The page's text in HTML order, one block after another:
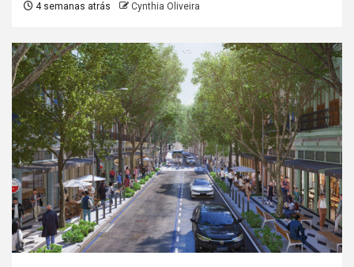
4 semanas atrás Cynthia Oliveira